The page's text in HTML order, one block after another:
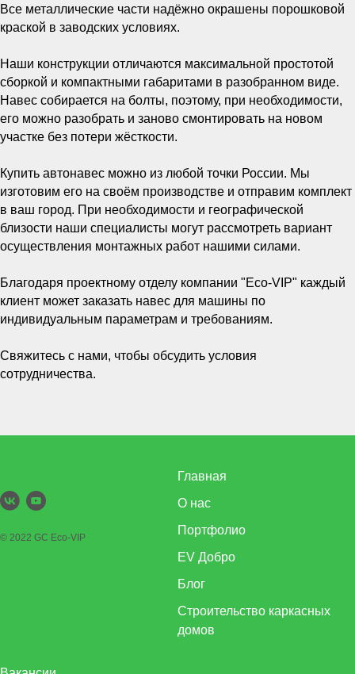
Все металлические части надёжно окрашены порошковой
краской в заводских условиях.
Наши конструкции отличаются максимальной простотой
сборкой и компактными габаритами в разобранном виде.
Навес собирается на болты, поэтому, при необходимости,
его можно разобрать и заново смонтировать на новом
участке без потери жёсткости.
Купить автонавес можно из любой точки России. Мы
изготовим его на своём производстве и отправим комплект
в ваш город. При необходимости и географической
близости наши специалисты могут рассмотреть вариант
осуществления монтажных работ нашими силами.
Благодаря проектному отделу компании "Eco-VIP" каждый
клиент может заказать навес для машины по
индивидуальным параметрам и требованиям.
Свяжитесь с нами, чтобы обсудить условия
сотрудничества.
© 2022 GC Eco-VIP
Главная
О нас
Портфолио
EV Добро
Блог
Строительство каркасных
домов